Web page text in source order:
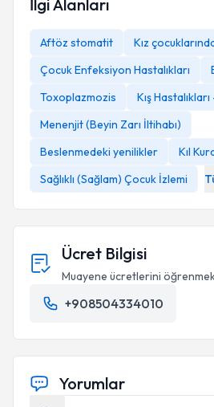
İlgi Alanları
Aftöz stomatit
Kız
Çocuk Enfeksiyon Hastalıkları
Toxoplazmozis
Kış
Menenjit (Beyin Zarı İltihabı)
Beslenmedeki yenilikler
Kıl
Sağlıklı (Sağlam) Çocuk İzlemi
Ücret Bilgisi
Muayene ücretlerini
+908504334010
Yorumlar